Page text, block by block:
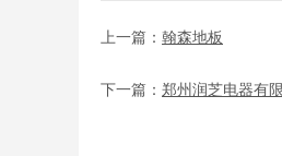
上一篇： 翰森地板
下一篇： 郑州润芝电器有